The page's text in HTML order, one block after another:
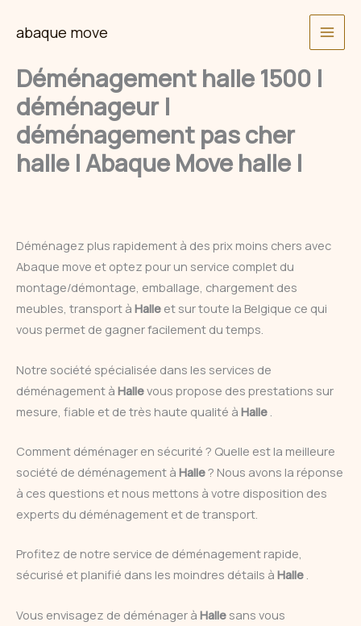
abaque move
Déménagement halle 1500 |
déménageur |
déménagement pas cher
halle | Abaque Move halle |
Déménagez plus rapidement à des prix moins chers avec
Abaque move et optez pour un service complet du
montage/démontage, emballage, chargement des
meubles, transport à Halle et sur toute la Belgique ce qui
vous permet de gagner facilement du temps.
Notre société spécialisée dans les services de
déménagement à Hallevous propose des prestations sur
mesure, fiable et de très haute qualité à Halle
Comment déménager en sécurité ? Quelle est la meilleure
société de déménagement à Halle? Nous avons la réponse
à ces questions et nous mettons à votre disposition des
experts du déménagement et de transport.
Profitez de notre service de déménagement rapide,
sécurisé et planifié dans les moindres détails à Halle .
Vous envisagez de déménager à Halle sans vous